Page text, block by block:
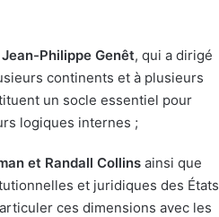
Jean-Philippe Genêt, qui a dirigé
continents et à plusieurs
un socle essentiel pour
logiques internes ;
et Randall Collins ainsi que
et juridiques des États
ces dimensions avec les